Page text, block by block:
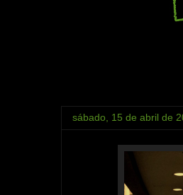
sábado, 15 de abril de